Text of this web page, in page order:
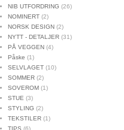
NIB UTFORDRING (26)
NOMINERT (2)
NORSK DESIGN (2)
NYTT - DETALJER (31)
PÅ VEGGEN (4)
Påske (1)
SELVLAGET (10)
SOMMER (2)
SOVEROM (1)
STUE (3)
STYLING (2)
TEKSTILER (1)
TIPS (6)